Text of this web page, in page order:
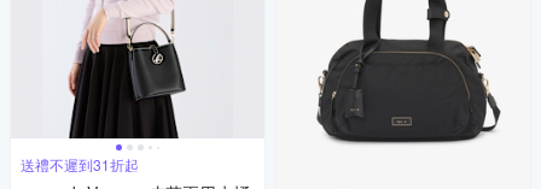
送禮不遲到31折起